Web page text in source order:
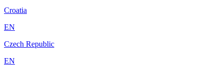
Croatia
EN
Czech Republic
EN